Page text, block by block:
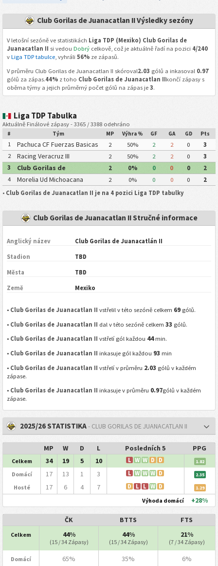
Club Gorilas de Juanacatlan II Výsledky sezóny
V letošní sezóně ve statistikách Liga TDP (Mexiko) Club Gorilas de
Juanacatlan II si vedou Dobrýcelkově, což je aktuálně řadí na pozici 4/240
v Liga TDP tabulce, vyhráli 56%ze zápasů.
V průměru Club Gorilas de Juanacatlan II skóroval2.03 gólů a inkasoval 0.97
gólů za zápas.44%z toho Club Gorilas de Juanacatlan IIkončí zápasy s
oběma týmy a jejich průměrný počet gólů na zápas je 3.
Liga TDP Tabulka
Aktuálně Finálové zápasy - 3365 / 3388 odehráno
# Tým MP Výhra % GF GA GD Pts
1
Pachuca CF Fuerzas Basicas
Pachuca CF III
2 50% 2 2 0
3
2
Racing Veracruz III 2 50% 2 2 0
3
3
Club Gorilas de
Juanacatlan II
2 0% 0 0 0
2
4
Morelia Ud Michoacana 2 0% 0 0 0
2
• Club Gorilas de Juanacatlan II je na 4 pozici Liga TDP tabulky
Club Gorilas de Juanacatlan II Stručné informace
Anglický název Club Gorilas de Juanacatlán II
Stadion TBD
Města TBD
Země Mexiko
• Club Gorilas de Juanacatlan II vstřelil v této sezóně celkem 69 gólů.
• Club Gorilas de Juanacatlan II dal v této sezóně celkem33 gólů.
• Club Gorilas de Juanacatlan II vstřelí gól každou 44min.
• Club Gorilas de Juanacatlan II inkasuje gól každou 93 min
• Club Gorilas de Juanacatlan II vstřelí v průměru 2.03 gólů v každém
zápase.
• Club Gorilas de Juanacatlan II inkasuje v průměru 0.97gólů v každém
zápase.
2025/26 STATISTIKA- CLUB GORILAS DE JUANACATLAN II
MP W D L Posledních 5 PPG
Celkem 34 19 5 10 L W W D D 1.82
Domácí 17 13 1 3 L W W W D 2.35
Hosté 17 6 4 7 D L L W D 1.29
Výhoda domácí +28%
ČK BTTS FTS
Celkem 44%
(15 / 34 Zápasy)
44%
(15 / 34 Zápasy)
21%
(7 / 34 Zápasy)
Domácí 65% 35% 6%